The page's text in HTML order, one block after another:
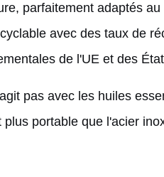
parfaitement adaptés
avec des taux de
de l'UE et des
pas avec les huiles
portable que l'acier